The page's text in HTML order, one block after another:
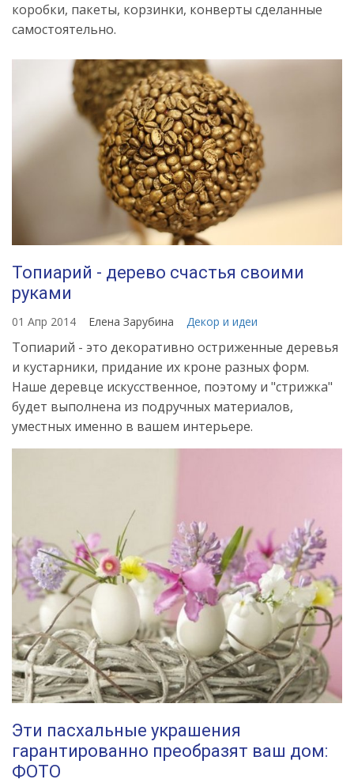
коробки, пакеты, корзинки, конверты сделанные
самостоятельно.
Топиарий - дерево счастья своими
руками
01 Апр 2014 Елена Зарубина Декор и идеи
Топиарий - это декоративно остриженные деревья
и кустарники, придание их кроне разных форм.
Наше деревце искусственное, поэтому и "стрижка"
будет выполнена из подручных материалов,
уместных именно в вашем интерьере.
Эти пасхальные украшения
гарантированно преобразят ваш дом:
ФОТО